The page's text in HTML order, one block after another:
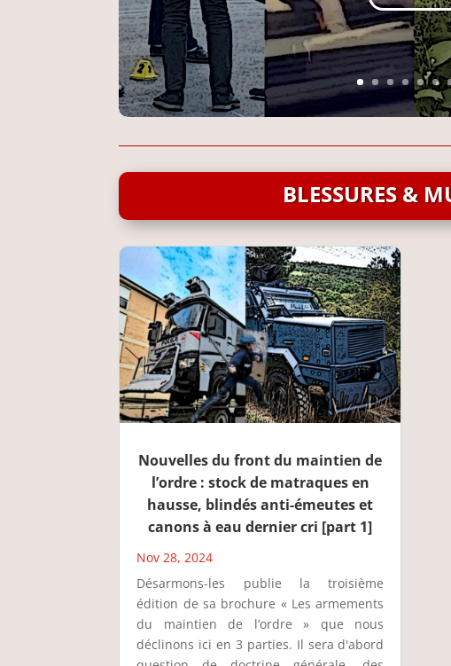
BLESSURES &
Nouvelles du front du maintien de
l’ordre : stock de matraques en
hausse, blindés anti-émeutes et
canons à eau dernier cri [part 1]
Nov 28, 2024
Désarmons-les publie la troisième
édition de sa brochure « Les armements
du maintien de l’ordre » que nous
déclinons ici en 3 parties. Il sera d'abord